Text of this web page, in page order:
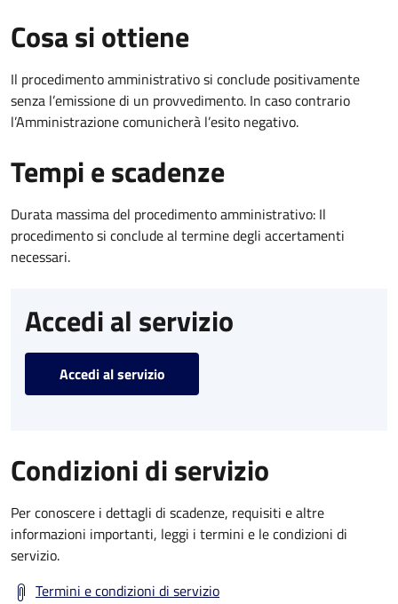
Cosa si ottiene
Il procedimento amministrativo si conclude positivamente
senza l’emissione di un provvedimento. In caso contrario
l’Amministrazione comunicherà l’esito negativo.
Tempi e scadenze
Durata massima del procedimento amministrativo: Il
procedimento si conclude al termine degli accertamenti
necessari.
Accedi al servizio
Accedi al servizio
Condizioni di servizio
Per conoscere i dettagli di scadenze, requisiti e altre
informazioni importanti, leggi i termini e le condizioni di
servizio.
Termini e condizioni di servizio